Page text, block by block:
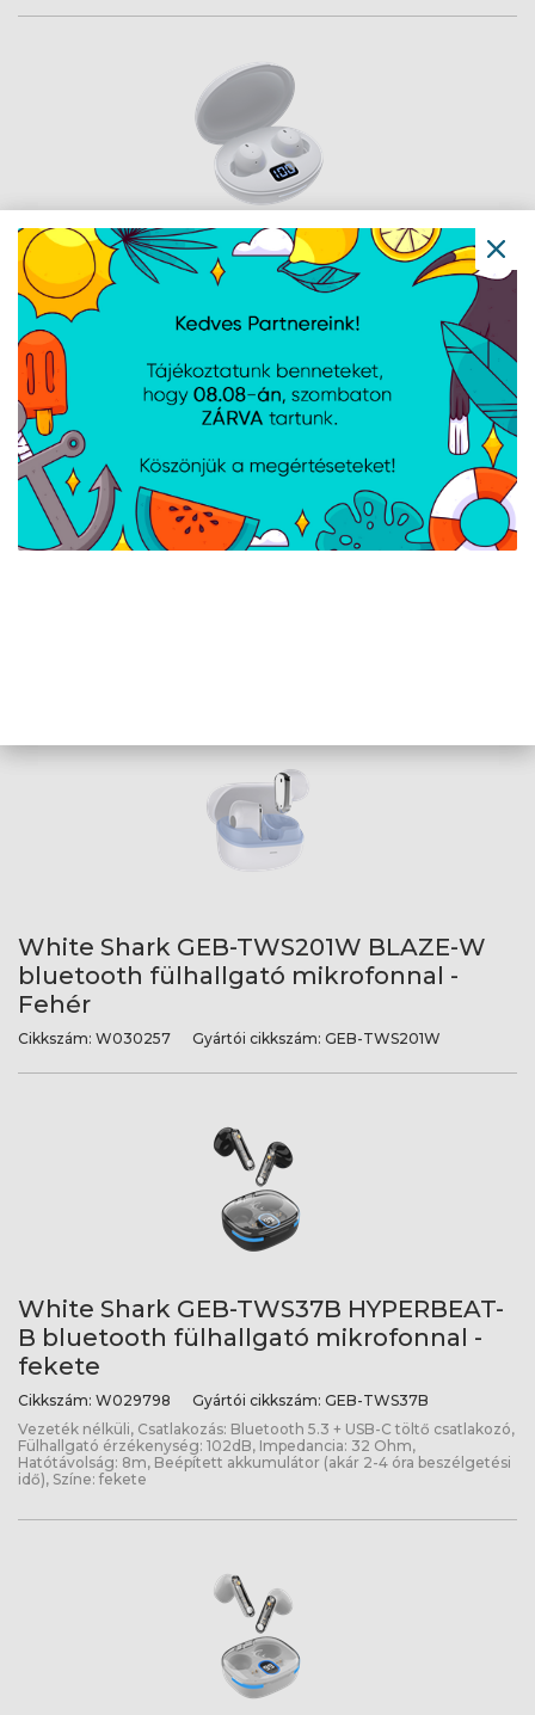
White Shark GEB-TWS02W VORTEX-W
fehér bluetooth fülhallgató
Cikkszám:W030260 Gyártói cikkszám:GEB-TWS02W
White Shark GEB-TWS201W BLAZE-W
bluetooth fülhallgató mikrofonnal -
Fehér
Cikkszám: W030257 Gyártói cikkszám: GEB-TWS201W
White Shark GEB-TWS37B HYPERBEAT-
B bluetooth fülhallgató mikrofonnal -
fekete
Cikkszám: W029798 Gyártói cikkszám: GEB-TWS37B
Vezeték nélküli, Csatlakozás: Bluetooth 5.3 + USB-C töltő csatlakozó,
Fülhallgató érzékenység: 102dB, Impedancia: 32 Ohm,
Hatótávolság: 8m, Beépített akkumulátor (akár 2-4 óra beszélgetési
idő), Színe: fekete